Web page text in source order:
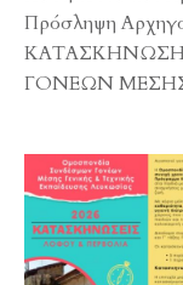
Πρόσληψη
ΓΟΝΕΩΝ